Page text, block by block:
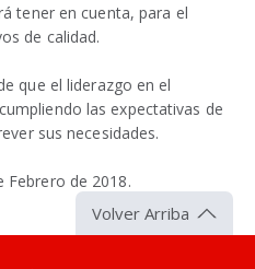
tener en cuenta, para el
de calidad.
que el liderazgo en el
las expectativas de
sus necesidades.
Febrero de 2018.
Volver Arriba